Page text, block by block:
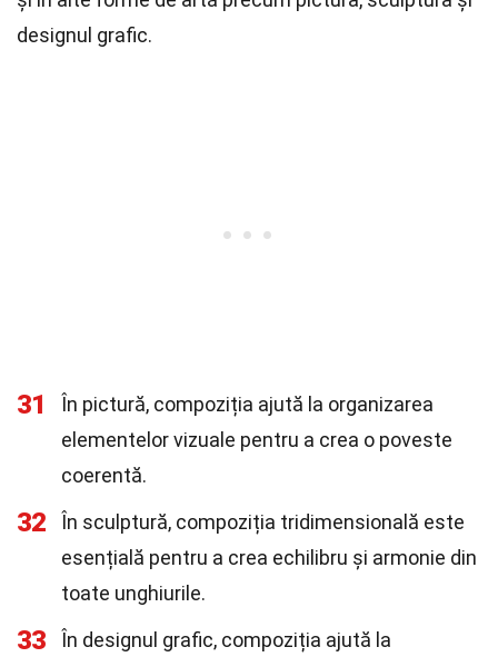
designul grafic.
31
În pictură, compoziția ajută la organizarea
elementelor vizuale pentru a crea o poveste
coerentă.
32
În sculptură, compoziția tridimensională este
esențială pentru a crea echilibru și armonie din
toate unghiurile.
33
În designul grafic, compoziția ajută la